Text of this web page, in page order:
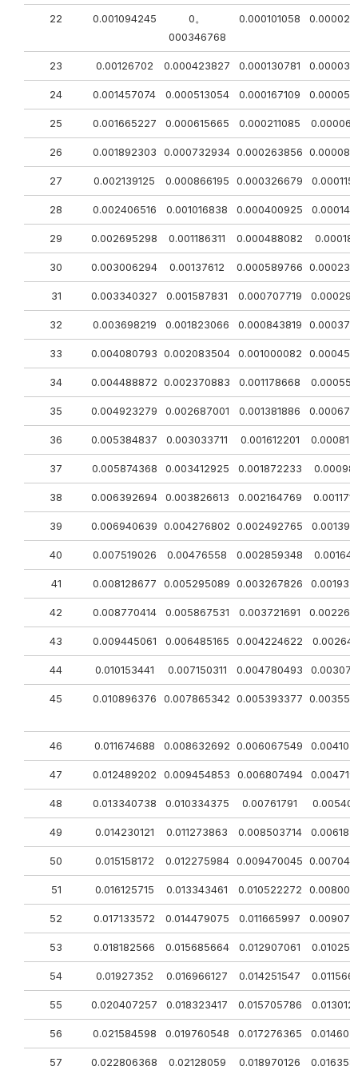
22 0.001094245
0。
000346768
0.000101058
23 0.00126702 0.000423827 0.000130781
24 0.001457074 0.000513054 0.000167109
25 0.001665227 0.000615665 0.000211085
26 0.001892303 0.000732934 0.000263856
27 0.002139125 0.000866195 0.000326679
28 0.002406516 0.001016838 0.000400925
29 0.002695298 0.001186311 0.000488082
30 0.003006294 0.00137612 0.000589766
31 0.003340327 0.001587831 0.000707719
32 0.003698219 0.001823066 0.000843819
33 0.004080793 0.002083504 0.001000082
34 0.004488872 0.002370883 0.001178668
35 0.004923279 0.002687001 0.001381886
36 0.005384837 0.003033711 0.001612201
37 0.005874368 0.003412925 0.001872233
38 0.006392694 0.003826613 0.002164769
39 0.006940639 0.004276802 0.002492765
40 0.007519026 0.00476558 0.002859348
41 0.008128677 0.005295089 0.003267826
42 0.008770414 0.005867531 0.003721691
43 0.009445061 0.006485165 0.004224622
44 0.010153441 0.007150311 0.004780493
45 0.010896376 0.007865342 0.005393377
46 0.011674688 0.008632692 0.006067549
47 0.012489202 0.009454853 0.006807494
48 0.013340738 0.010334375 0.00761791
49 0.014230121 0.011273863 0.008503714
50 0.015158172 0.012275984 0.009470045
51 0.016125715 0.013343461 0.010522272
52 0.017133572 0.014479075 0.011665997
53 0.018182566 0.015685664 0.012907061
54 0.01927352 0.016966127 0.014251547
55 0.020407257 0.018323417 0.015705786
56 0.021584598 0.019760548 0.017276365
57 0.022806368 0.02128059 0.018970126